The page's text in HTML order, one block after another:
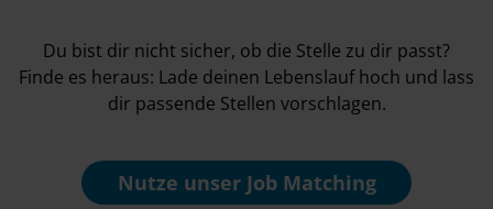
Du bist dir nicht sicher, ob die Stelle zu dir passt?
Finde es heraus: Lade deinen Lebenslauf hoch und lass
dir passende Stellen vorschlagen.
Nutze unserJob Matching